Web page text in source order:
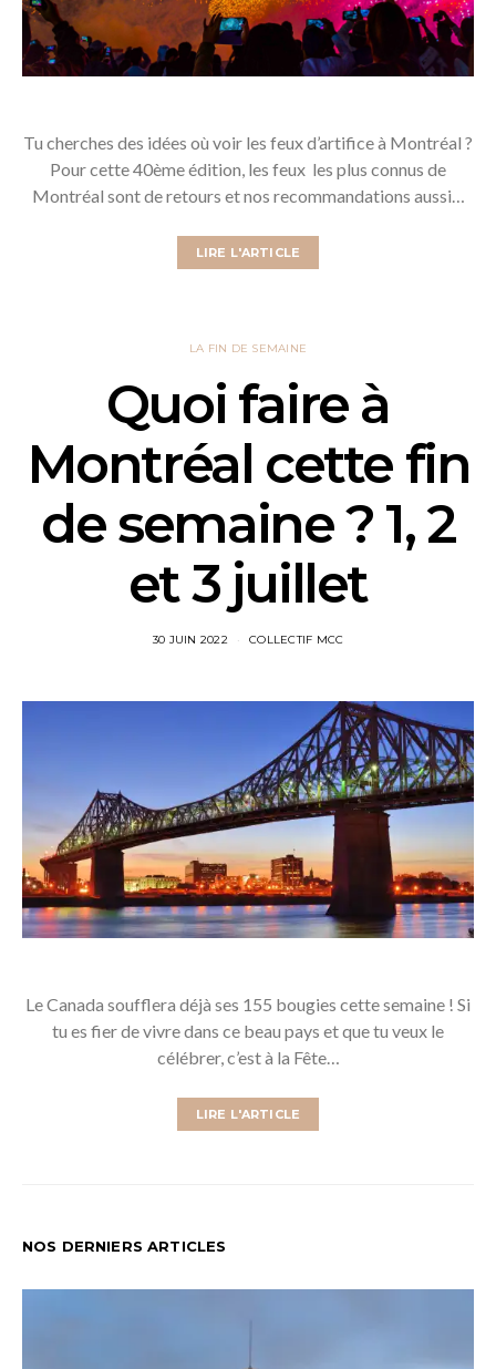
Tu cherches des idées où voir les feux d’artifice à Montréal ?
Pour cette 40ème édition, les feux les plus connus de
Montréal sont de retours et nos recommandations aussi…
LIRE L'ARTICLE
LA FIN DE SEMAINE
Quoi faire à
Montréal cette fin
de semaine ? 1, 2
et 3 juillet
30 JUIN 2022 COLLECTIF MCC
Le Canada soufflera déjà ses 155 bougies cette semaine ! Si
tu es fier de vivre dans ce beau pays et que tu veux le
célébrer, c’est à la Fête…
LIRE L'ARTICLE
NOS DERNIERS ARTICLES